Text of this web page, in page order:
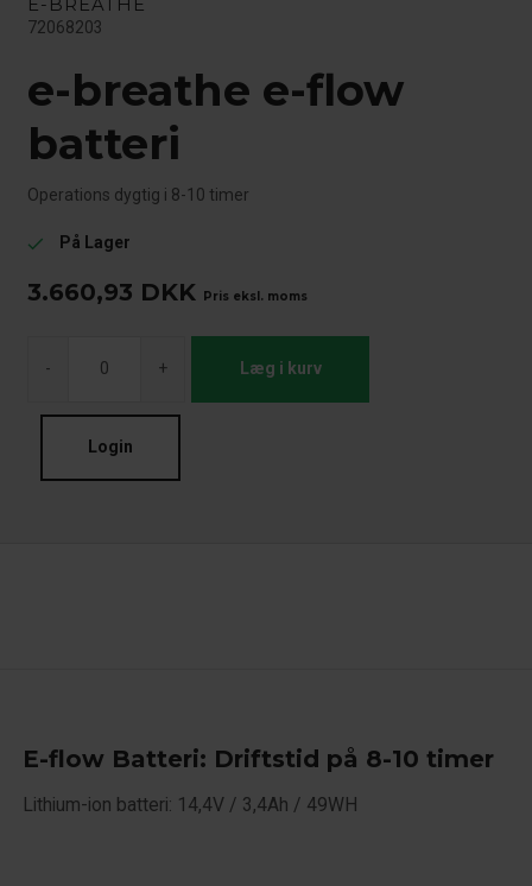
72068203
e-breathe e-flow
batteri
Operations dygtig i 8-10 timer
check På Lager
3.660,93 DKK Pris eksl. moms
- + Læg i kurv
Login
E-flow Batteri: Driftstid på 8-10 timer
Lithium-ion batteri: 14,4V / 3,4Ah / 49WH